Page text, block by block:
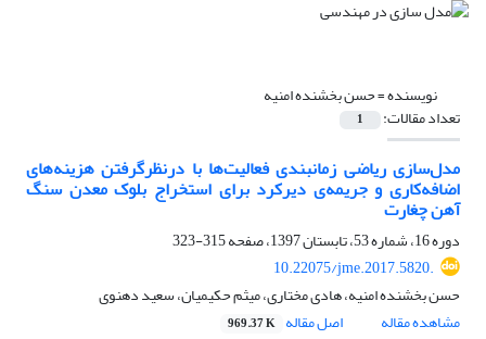
نویسنده =حسن بخشنده امنیه
تعداد مقالات: 1
مدل‌سازی ریاضی‌ زمانبندی فعالیت‌ها با درنظرگرفتن هزینه‌های
اضافه‌کاری و جریمه‌ی دیرکرد برای استخراج بلوک معدن سنگ
آهن چغارت
دوره 16، شماره 53، تابستان 1397، صفحه
315-323
10.22075/jme.2017.5820.
حسن بخشنده امنیه، هادی مختاری، میثم حکیمیان، سعید دهنوی
مشاهده مقاله
اصل مقاله 969.37 K